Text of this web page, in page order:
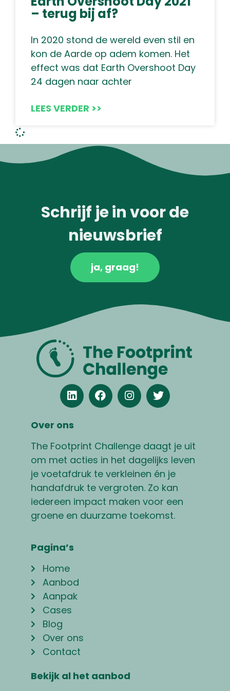
– terug bij af?
In 2020 stond de wereld even stil en
kon de Aarde op adem komen. Het
effect was dat Earth Overshoot Day
24 dagen naar achter
LEES VERDER >>
Schrijf je in voor de
nieuwsbrief
ja, graag!
Over ons
The Footprint Challenge daagt je uit
om met acties in het dagelijks leven
je voetafdruk te verkleinen én je
handafdruk te vergroten. Zo kan
iedereen impact maken voor een
groene en duurzame toekomst.
Pagina’s
Home
Aanbod
Aanpak
Cases
Blog
Over ons
Contact
Bekijk al het aanbod